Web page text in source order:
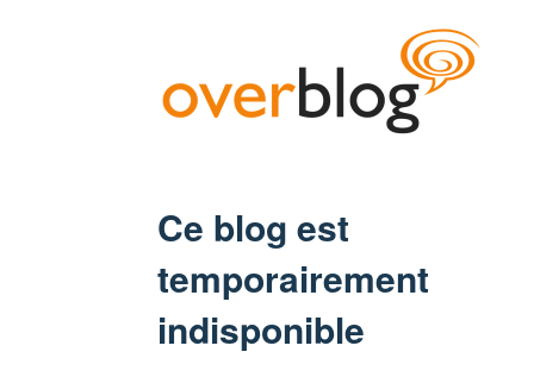
Ce blog est
temporairement
indisponible